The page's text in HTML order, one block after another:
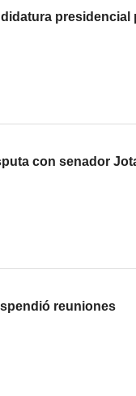
presidencial
con senador
reuniones